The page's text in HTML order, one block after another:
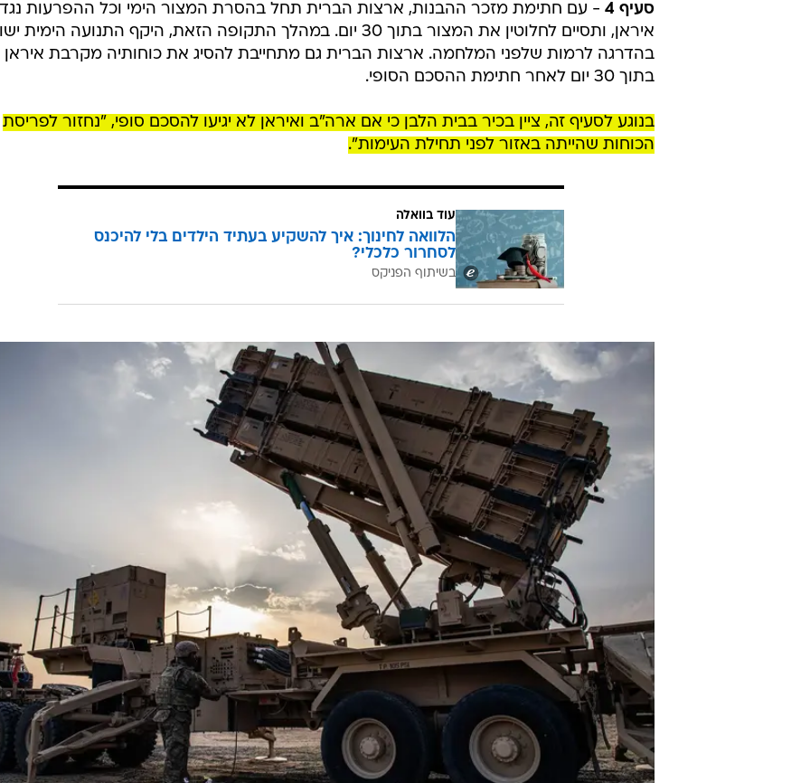
סעיף 4
- עם חתימת מזכר ההבנות, ארצות הברית תחל בהסרת המצור הימי וכל ההפרעות נגד
איראן, ותסיים לחלוטין את המצור בתוך 30 יום. במהלך התקופה הזאת, היקף התנועה הימית
בהדרגה לרמות שלפני המלחמה. ארצות הברית גם מתחייבת להסיג את כוחותיה מקרבת איראן
בתוך 30 יום לאחר חתימת ההסכם הסופי.
בנוגע לסעיף זה, ציין בכיר בבית הלבן כי אם ארה"ב ואיראן לא יגיעו להסכם סופי, "נחזור לפריסת
הכוחות שהייתה באזור לפני תחילת העימות".
עוד בוואלה
הלוואה לחינוך: איך להשקיע בעתיד הילדים בלי להיכנס
לסחרור כלכלי?
בשיתוף הפניקס